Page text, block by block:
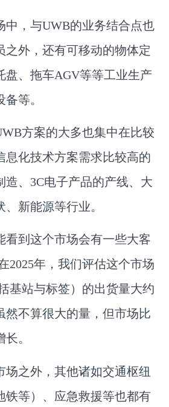
中，与UWB的业务结合点也
之外，还有可移动的物体定
盘、拖车AGV等等工业生产
等。
方案的大多也集中在比较
息化技术方案需求比较高的
造、3C电子产品的产线、大
新能源等行业。
看到这个市场会有一些大客
2025年，我们评估这个市场
基站与标签）的出货量大约
然不算很大的量，但市场比
。
场之外，其他诸如交通枢纽
铁等）、应急救援等也都有